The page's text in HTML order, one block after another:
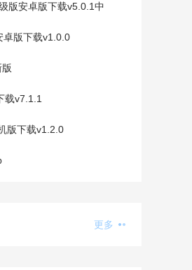
版安卓版下载v5.0.1中
卓版下载v1.0.0
载v7.1.1
版下载v1.2.0
更多